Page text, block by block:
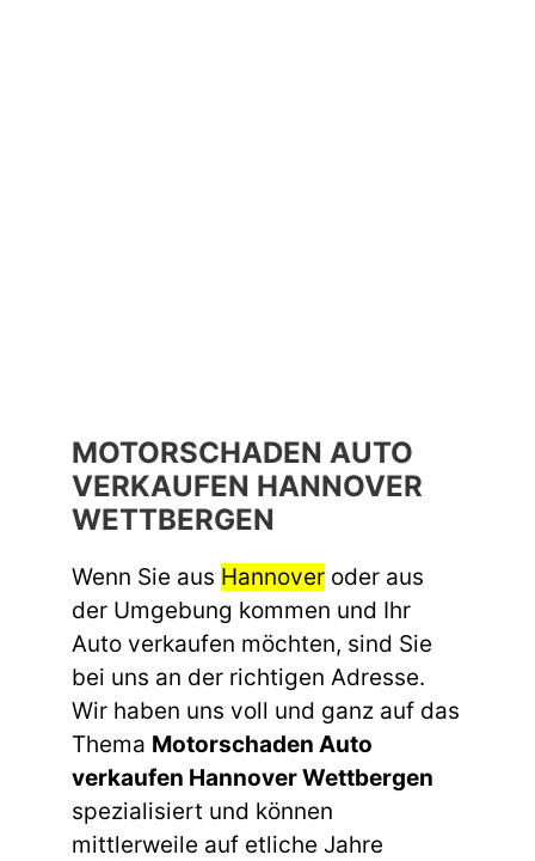
MOTORSCHADEN AUTO
VERKAUFEN HANNOVER
WETTBERGEN
Wenn Sie aus Hannover oder aus
der Umgebung kommen und Ihr
Auto verkaufen möchten, sind Sie
bei uns an der richtigen Adresse.
Wir haben uns voll und ganz auf das
Thema Motorschaden Auto
verkaufen Hannover Wettbergen
spezialisiert und können
mittlerweile auf etliche Jahre